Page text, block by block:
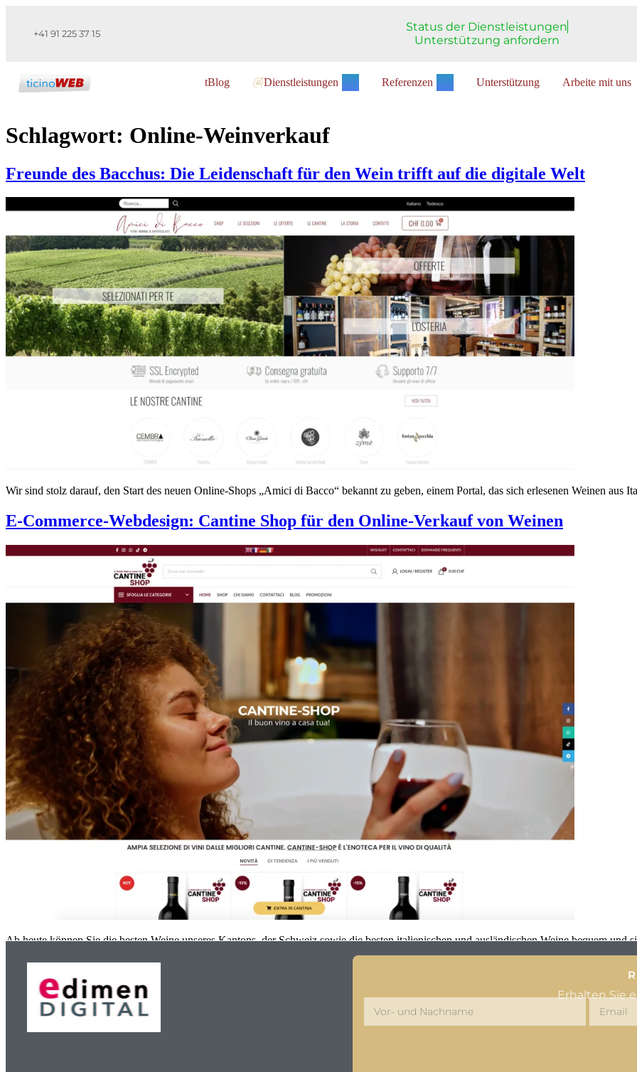
+41 91 225 37 15
Status der Dienstleistungen
Unterstützung anfordern
tBlog Dienstleistungen Referenzen Unterstützung Arbeite mit uns
Schlagwort: Online-Weinverkauf
Freunde des Bacchus: Die Leidenschaft für den Wein trifft auf die digitale Welt
Wir sind stolz darauf, den Start des neuen Online-Shops „Amici di Bacco“ bekannt zu geben, einem Portal, das sich erlesenen Weinen aus
E-Commerce-Webdesign: Cantine Shop für den Online-Verkauf von Weinen
Ab heute können Sie die besten Weine unseres Kantons, der Schweiz sowie die besten italienischen und ausländischen Weine bequem und
Erhalten Sie